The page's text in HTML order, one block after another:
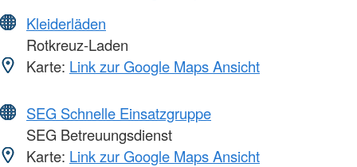
Kleiderläden
Rotkreuz-Laden
Karte: Link zur Google Maps Ansicht
SEG Schnelle Einsatzgruppe
SEG Betreuungsdienst
Karte: Link zur Google Maps Ansicht